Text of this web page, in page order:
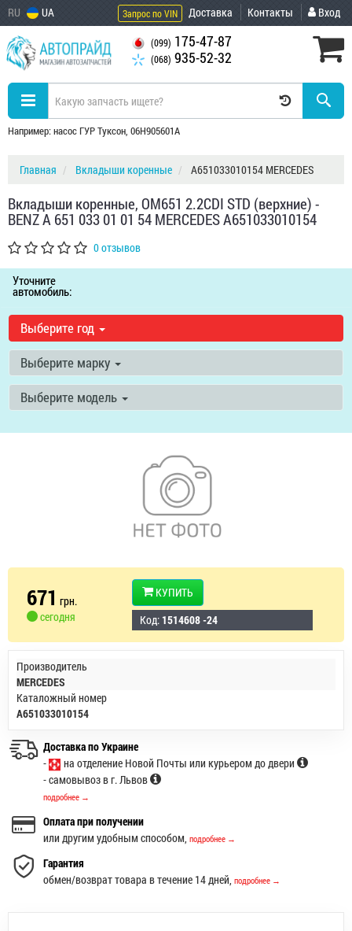
RU UA Запрос по VIN Доставка Контакты Вход
(099) 175-47-87
(068) 935-52-32
Например: насос ГУР Туксон, 06H905601A
Главная Вкладыши коренные A651033010154 MERCEDES
Вкладыши коренные, OM651 2.2CDI STD (верхние) -
BENZ A 651 033 01 01 54 MERCEDES A651033010154
0 отзывов
Уточните
автомобиль:
Выберите год
Выберите марку
Выберите модель
671 грн.
сегодня
КУПИТЬ
Код: 1514608 -24
Производитель
MERCEDES
Каталожный номер
A651033010154
Доставка по Украине
-
на отделение Новой Почты или курьером до двери
- самовывоз в г. Львов
подробнее →
Оплата при получении
или другим удобным способом, подробнее →
Гарантия
обмен/возврат товара в течение 14 дней, подробнее →